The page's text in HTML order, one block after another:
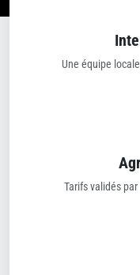
Une équipe
Tarifs validés